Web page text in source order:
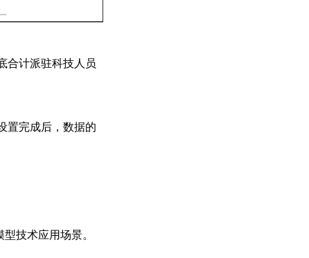
合计派驻科技人员
置完成后，数据的
技术应用场景。